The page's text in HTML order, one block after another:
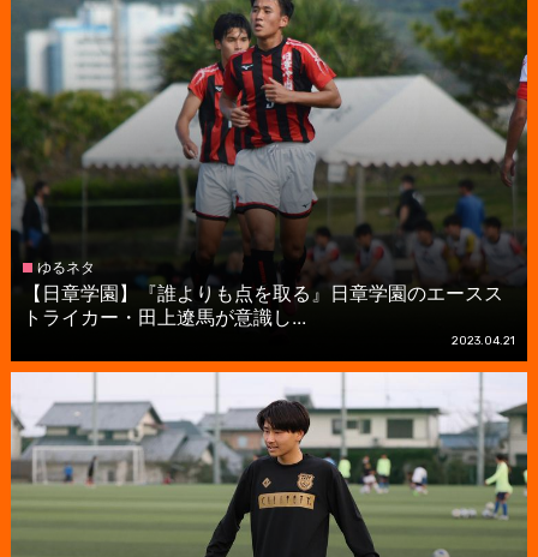
ゆるネタ
【日章学園】『誰よりも点を取る』日章学園のエースス
トライカー・田上遼馬が意識し...
2023.04.21